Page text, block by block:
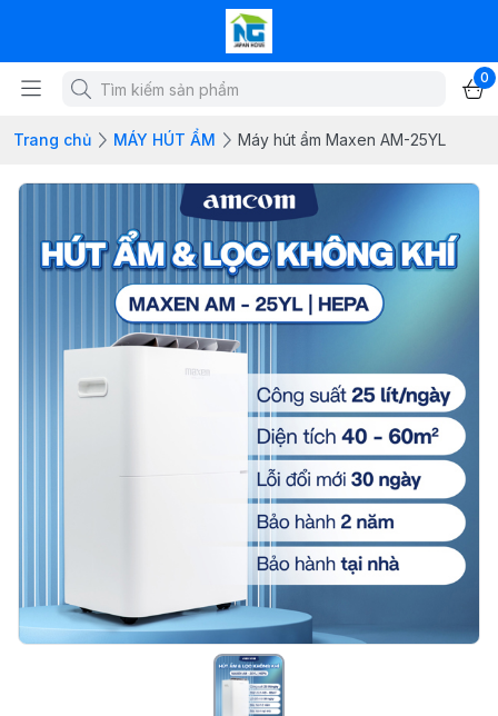
0
Trang chủ MÁY HÚT ẨM Máy hút ẩm Maxen AM-25YL